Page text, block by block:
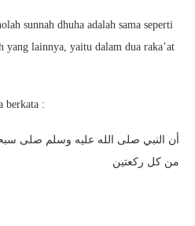
sunnah dhuha adalah sama seperti
yang lainnya, yaitu dalam dua raka’at
berkata :
أن النبي صلى الله عليه وسلم صلى
من كل ركعتين